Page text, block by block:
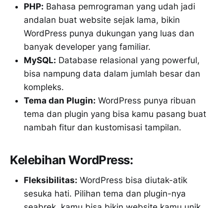
PHP: Bahasa pemrograman yang udah jadi
andalan buat website sejak lama, bikin
WordPress punya dukungan yang luas dan
banyak developer yang familiar.
MySQL: Database relasional yang powerful,
bisa nampung data dalam jumlah besar dan
kompleks.
Tema dan Plugin: WordPress punya ribuan
tema dan plugin yang bisa kamu pasang buat
nambah fitur dan kustomisasi tampilan.
Kelebihan WordPress:
Fleksibilitas: WordPress bisa diutak-atik
sesuka hati. Pilihan tema dan plugin-nya